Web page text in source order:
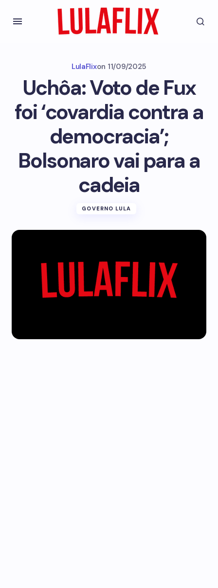
LulaFlixon 11/09/2025
Uchôa: Voto de Fux
foi ‘covardia contra a
democracia’;
Bolsonaro vai para a
cadeia
GOVERNO LULA